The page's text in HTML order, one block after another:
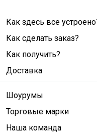
Как здесь все
Как сделать заказ?
Как получить?
Доставка
Шоурумы
Торговые марки
Наша команда